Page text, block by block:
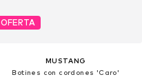
OFERTA
MUSTANG
Botines con cordones 'Caro'